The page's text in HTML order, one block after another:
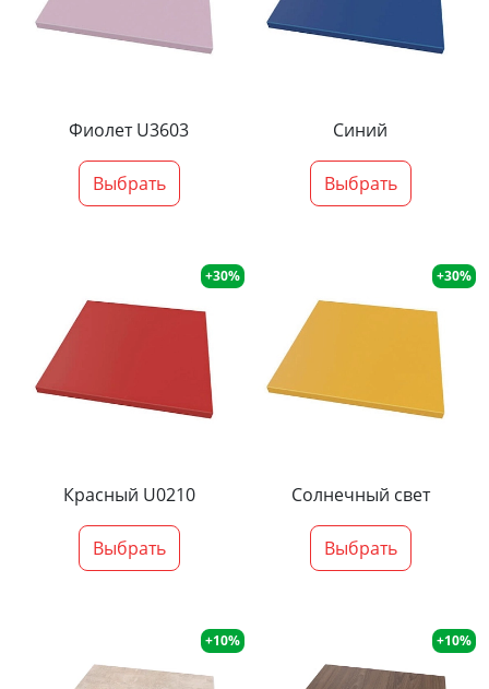
Фиолет U3603
Выбрать
Синий
Выбрать
+30%
Красный U0210
Выбрать
+30%
Солнечный свет
Выбрать
+10% +10%